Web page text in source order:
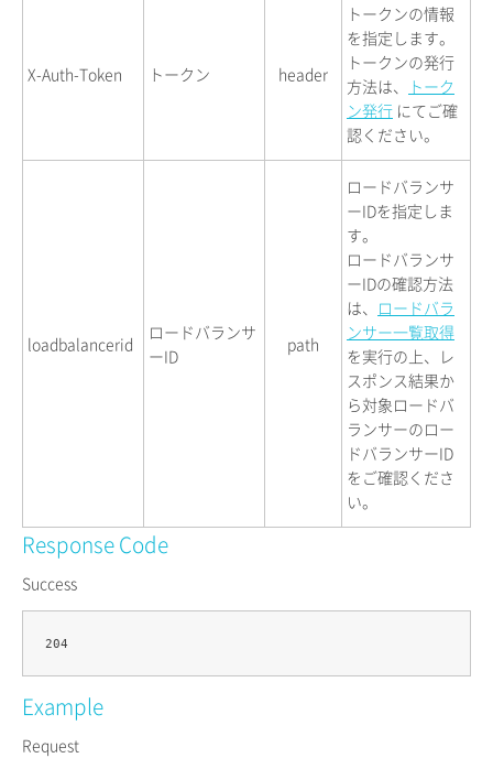
X-Auth-Token トークン header
トークンの情報
を指定します。
トークンの発行
方法は、
トーク
ン発行 にてご確
認ください。
loadbalancerid
ロードバランサ
ーID
path
ロードバランサ
ーIDを指定しま
す。
ロードバランサ
ーIDの確認方法
は、 ロードバラ
ンサー一覧取得
を実行の上、レ
スポンス結果か
ら対象ロードバ
ランサーのロー
ドバランサーID
をご確認くださ
い。
Response Code
Success
Example
Request